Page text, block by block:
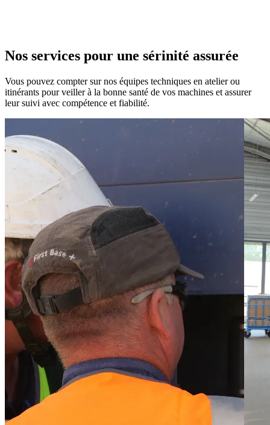
Nos services pour une sérinité assurée
Vous pouvez compter sur nos équipes techniques en atelier ou
itinérants pour veiller à la bonne santé de vos machines et assurer
leur suivi avec compétence et fiabilité.